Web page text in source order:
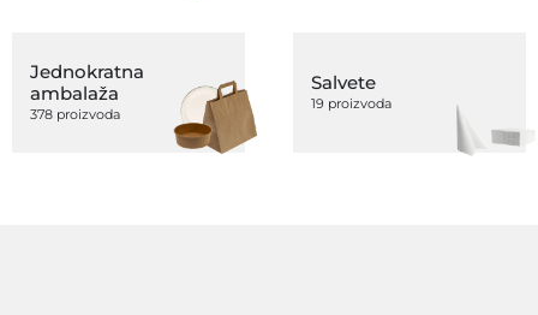
Jednokratna
ambalaža
378 proizvoda
Salvete
19 proizvoda